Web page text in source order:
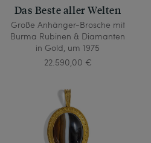
Das Beste aller Welten
Große Anhänger-Brosche mit
Burma Rubinen & Diamanten
in Gold, um 1975
22.590,00 €